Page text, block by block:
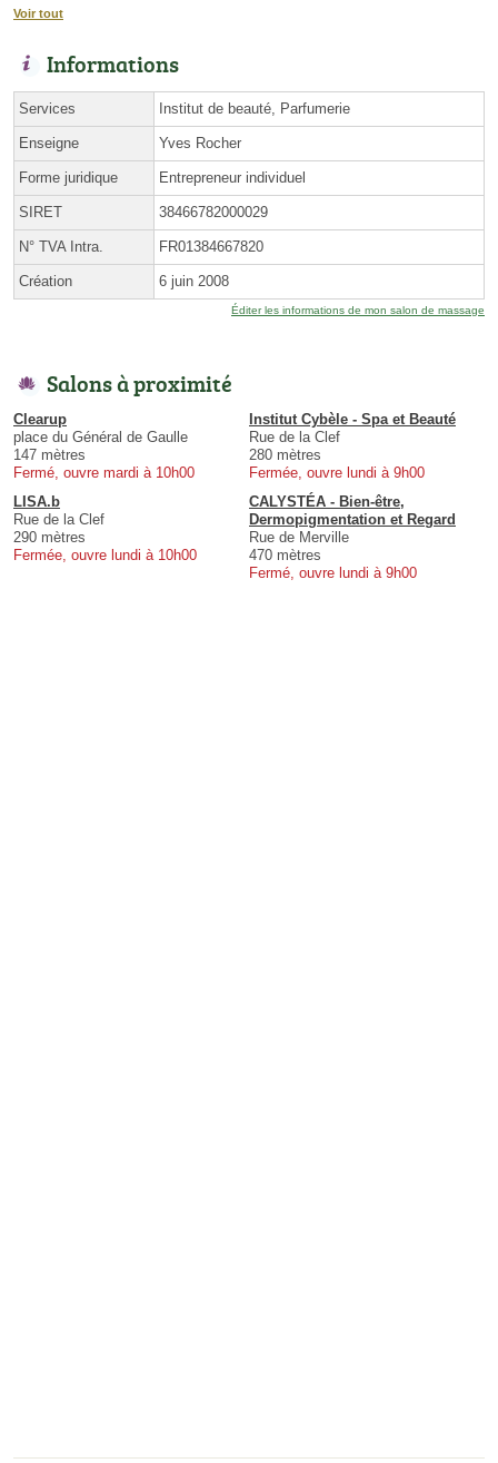
Voir tout
Informations
Services Institut de beauté, Parfumerie
Enseigne Yves Rocher
Forme juridique Entrepreneur individuel
SIRET 38466782000029
N° TVA Intra. FR01384667820
Création 6 juin 2008
Éditer les informations de mon salon de massage
Salons à proximité
Clearup
place du Général de Gaulle
147 mètres
Fermé, ouvre mardi à 10h00
Institut Cybèle - Spa et Beauté
Rue de la Clef
280 mètres
Fermée, ouvre lundi à 9h00
LISA.b
Rue de la Clef
290 mètres
Fermée, ouvre lundi à 10h00
CALYSTÉA - Bien-être,
Dermopigmentation et Regard
Rue de Merville
470 mètres
Fermé, ouvre lundi à 9h00